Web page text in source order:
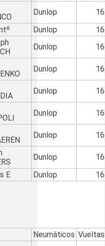
Dunlop
16
Dunlop
16
Dunlop 16
Dunlop 16
Dunlop 16
Dunlop 16
Dunlop 16
Dunlop
16
E Dunlop 16
Neumáticos Vueltas